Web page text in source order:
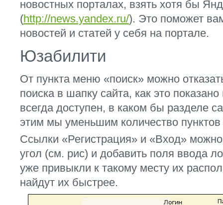
новостных порталах, взять хотя бы
(http://news.yandex.ru/). Это поможет
новостей и статей у себя на портале.
Юзабилити
От пункта меню «поиск» можно
поиска в шапку сайта, как это
всегда доступен, в каком бы разделе
этим мы уменьшим количество
Ссылки «Регистрация» и «Вход»
угол (см. рис) и добавить поля ввода
уже привыкли к такому месту их
найдут их быстрее.